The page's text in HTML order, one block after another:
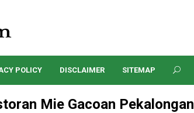
POLICY DISCLAIMER SITEMAP
Mie Gacoan Pekalongan